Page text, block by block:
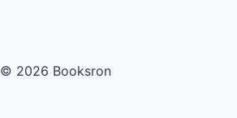
© 2026 Booksron